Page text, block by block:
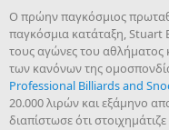
Ο πρώην παγκόσμιος
παγκόσμια κατάταξη, Stuart
τους αγώνες του αθλήματος
των κανόνων της
Professional Billiards and
20.000 λιρών και εξάμηνο
διαπίστωσε ότι